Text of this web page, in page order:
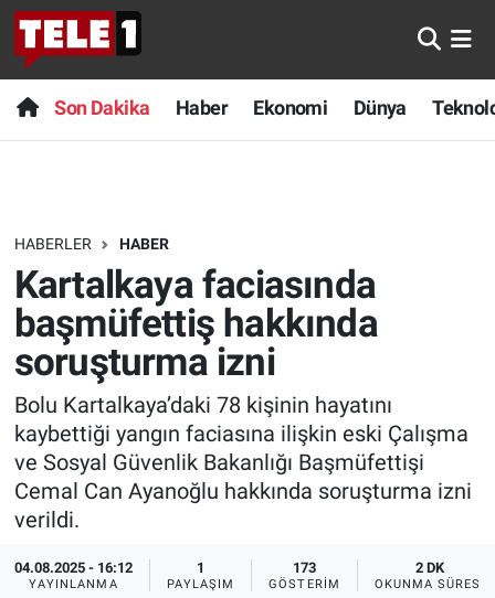
Son Dakika Haber Ekonomi Dünya
HABERLER HABER
Kartalkaya faciasında
başmüfettiş hakkında
soruşturma izni
Bolu Kartalkaya’daki 78 kişinin hayatını
kaybettiği yangın faciasına ilişkin eski Çalışma
ve Sosyal Güvenlik Bakanlığı Başmüfettişi
Cemal Can Ayanoğlu hakkında soruşturma izni
verildi.
04.08.2025 - 16:12
YAYINLANMA
1
PAYLAŞIM
173
GÖSTERIM
2 DK
OKUNMA SÜRESI
Anında Manşet
Başka Sohbetler
Bilim turu
Bilim ve Teknoloji Evreni
Doğa Konuşuyor
Dünya
Ege Saati
Ege'den Esintiler
Eğitim
Son Dakika
Haber
Dünya
Teknoloji
Sağlık
Spor
Yayın Akışı
İletişim
Nöbetçi Eczaneler
Hava Durumu
Trafik Durumu
Süper Lig Puan Durumu ve Fikstür
Tüm Manşetler
Son Dakika Haberleri
Haber Arşivi